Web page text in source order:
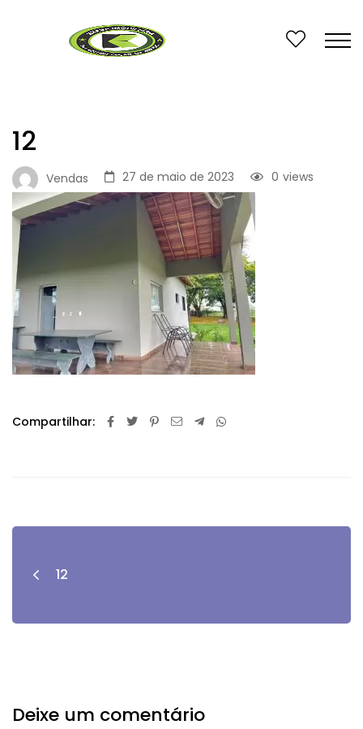
12
Vendas 27 de maio de 2023 views
0
Compartilhar:
12
Deixe um comentário